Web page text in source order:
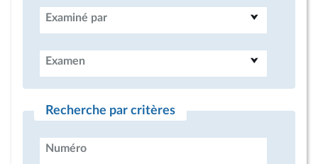
Examiné par
Examen
Recherche par critères
Numéro